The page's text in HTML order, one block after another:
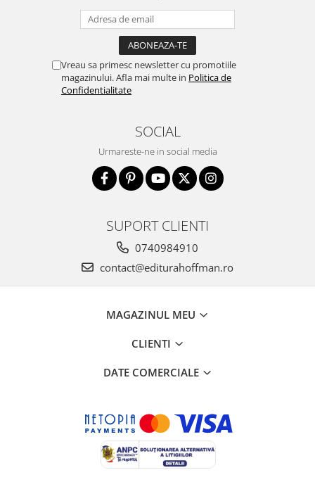
Vreau sa primesc newsletter cu promotiile
magazinului. Afla mai multe in Politica de
Confidentialitate
SOCIAL
Urmareste-ne in social media
SUPORT CLIENTI
0740984910
contact@editurahoffman.ro
MAGAZINUL MEU
CLIENTI
DATE COMERCIALE